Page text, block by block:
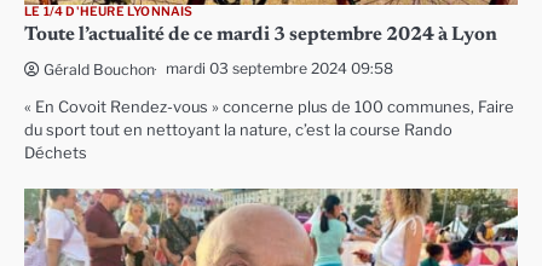
LE 1/4 D'HEURE LYONNAIS
Toute l’actualité de ce mardi 3 septembre 2024 à Lyon
Gérald Bouchon mardi 03 septembre 2024 09:58
« En Covoit Rendez-vous » concerne plus de 100 communes, Faire
du sport tout en nettoyant la nature, c’est la course Rando
Déchets